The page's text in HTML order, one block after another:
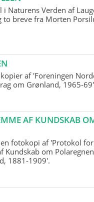
Naturens Verden af
to breve fra Morten
af 'Foreningen
om Grønland, 1965-
AF KUNDSKAB
fotokopi af 'Protokol for
Kundskab om
1881-1909'.